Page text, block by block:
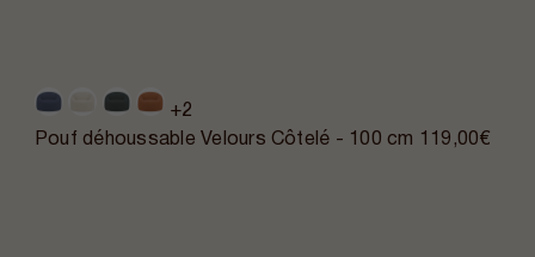
+2
Pouf déhoussable Velours Côtelé - 100 cm 119,00€